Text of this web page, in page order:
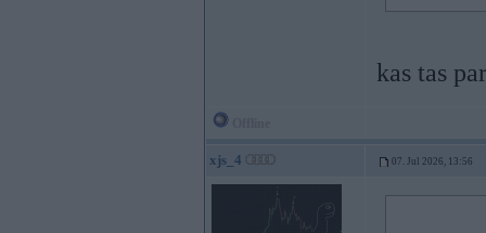
kas tas
xjs_4 07. Jul 2026, 13:56